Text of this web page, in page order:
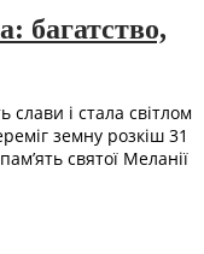
багатство,
слави і стала світлом
земну розкіш 31
святої Меланії